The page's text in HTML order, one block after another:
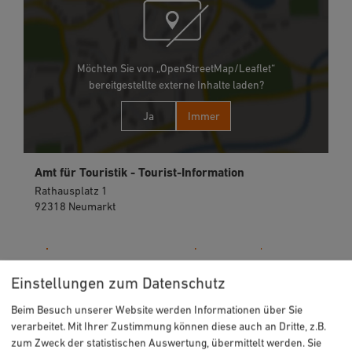
Möchten Sie von „OpenStreetMap/Leaflet“
bereitgestellte externe Inhalte laden?
Ja Immer
Amt für Touristik - Tourist-Information
Rathausplatz 1
92318 Neumarkt
Einstellungen zum Datenschutz
Beim Besuch unserer Website werden Informationen über Sie
verarbeitet. Mit Ihrer Zustimmung können diese auch an Dritte, z.B.
zum Zweck der statistischen Auswertung, übermittelt werden. Sie